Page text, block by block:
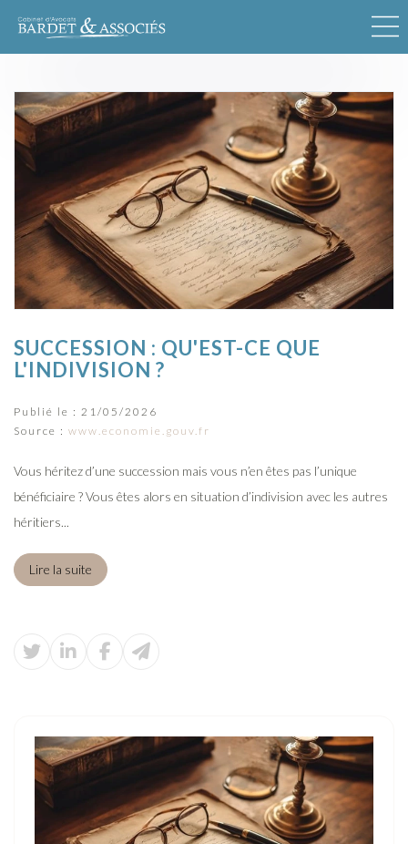
SUCCESSION : QU'EST-CE QUE
L'INDIVISION ?
Publié le : 21/05/2026
Source : www.economie.gouv.fr
Vous héritez d’une succession mais vous n’en êtes pas l’unique
bénéficiaire ? Vous êtes alors en situation d’indivision avec les autres
héritiers...
Lire la suite